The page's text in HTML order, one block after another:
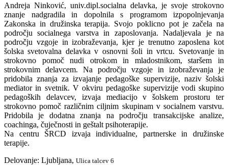
Andreja Ninković, univ.dipl.socialna delavka, je svoje strokovno
znanje nadgradila in dopolnila s programom izpopolnjevanja
Zakonska in družinska terapija. Svojo poklicno pot je začela na
področju socialnega varstva in zaposlovanja. Nadaljevala je na
področju vzgoje in izobraževanja, kjer je trenutno zaposlena kot
šolska svetovalna delavka v osnovni šoli in vrtcu. Svetovanje in
strokovno pomoč nudi otrokom in mladostnikom, staršem in
strokovnim delavcem. Na področju vzgoje in izobraževanja je
pridobila znanja za izvajanje pedagoške supervizije, naziv šolski
mediator in svetnik. V okviru pedagoške supervizije vodi skupino
pedagoških delavcev, izvaja mediacijo v šolskem prostoru ter
strokovno pomoč različnim ciljnim skupinam v socialnem varstvu.
Pridobila je dodatna znanja na področju transakcijske analize,
coachinga, čuječnosti in geštalt psihoterapije.
Na centru ŠRCD izvaja individualne, partnerske in družinske
terapije.
Delovanje: Ljubljana, Ulica talcev 6